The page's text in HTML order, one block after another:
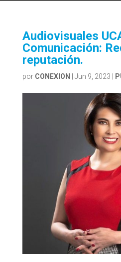
Audiovisuales
Comunicación:
reputación.
por CONEXION Jun 9, 2023